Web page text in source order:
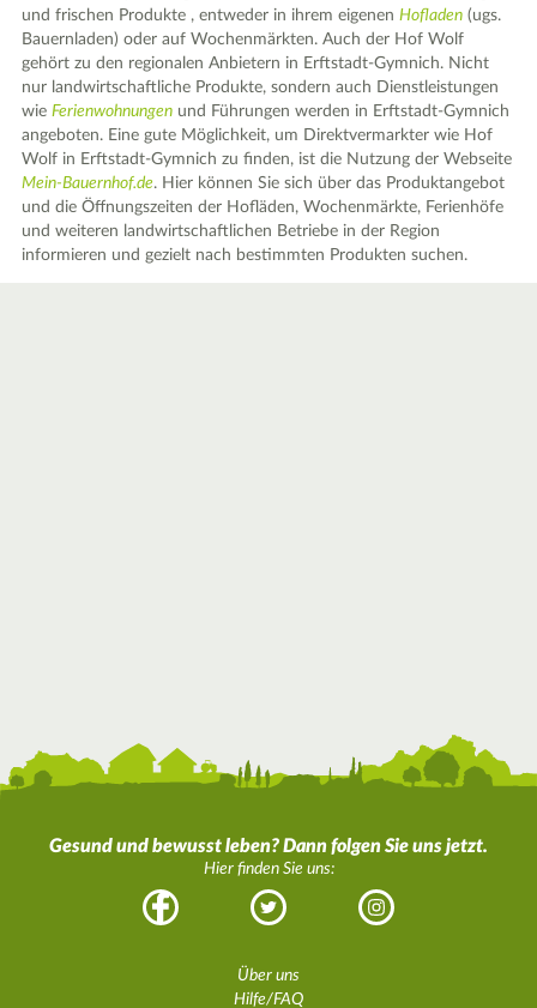
und frischen Produkte , entweder in ihrem eigenenHofladen (ugs.
Bauernladen) oder auf Wochenmärkten. Auch der Hof Wolf
gehört zu den regionalen Anbietern in Erftstadt-Gymnich. Nicht
nur landwirtschaftliche Produkte, sondern auch Dienstleistungen
wieFerienwohnungen und Führungen werden in Erftstadt-Gymnich
angeboten. Eine gute Möglichkeit, um Direktvermarkter wie Hof
Wolf in Erftstadt-Gymnich zu finden, ist die Nutzung der Webseite
Mein-Bauernhof.de. Hier können Sie sich über das Produktangebot
und die Öffnungszeiten der Hofläden, Wochenmärkte, Ferienhöfe
und weiteren landwirtschaftlichen Betriebe in der Region
informieren und gezielt nach bestimmten Produkten suchen.
Gesund und bewusst leben? Dann folgen Sie uns jetzt.
Hier finden Sie uns:
Facebook Twitter Instagram
Über uns
Hilfe/FAQ